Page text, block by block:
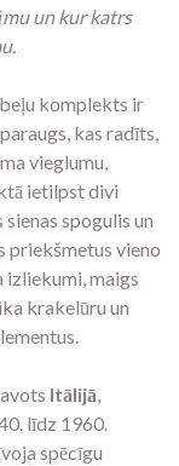
un kur katrs
komplekts ir
kas radīts,
vieglumu,
ietilpst divi
spogulis un
priekšmetus vieno
maigs
krakelūru un
Itālijā,
līdz 1960.
spēcīgu